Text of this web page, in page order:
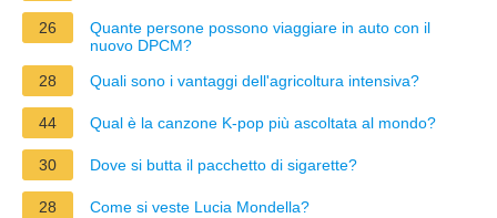
26
Quante persone possono viaggiare in auto con il
nuovo DPCM?
28
Quali sono i vantaggi dell'agricoltura intensiva?
44 Qual è la canzone K-pop più ascoltata al mondo?
30 Dove si butta il pacchetto di sigarette?
28 Come si veste Lucia Mondella?